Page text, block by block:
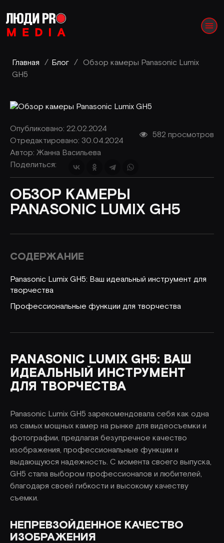
Главная / Блог / Обзор камеры Panasonic Lumix
GH5
Опубликовано: 22.02.2024
Отредактировано: 30.04.2024
582 просмотров
Автор: Жанна Васильева
Поделиться:
ОБЗОР КАМЕРЫ
PANASONIC LUMIX GH5
СОДЕРЖАНИЕ
Panasonic Lumix GH5: Ваш идеальный инструмент для
творчества
Профессиональные функции для творчества
PANASONIC LUMIX GH5: ВАШ
ИДЕАЛЬНЫЙ ИНСТРУМЕНТ
ДЛЯ ТВОРЧЕСТВА
Panasonic Lumix GH5 зарекомендовала себя как одна
из самых мощных камер на рынке для видеосъемки и
фотографии, предлагая безупречное качество
изображения, профессиональные функции и
выдающуюся надежность. С момента своего выпуска,
GH5 стала выбором профессионалов и любителей,
благодаря своей гибкости и высокому качеству
съемки.
НЕПРЕВЗОЙДЕННОЕ КАЧЕСТВО
ИЗОБРАЖЕНИЯ